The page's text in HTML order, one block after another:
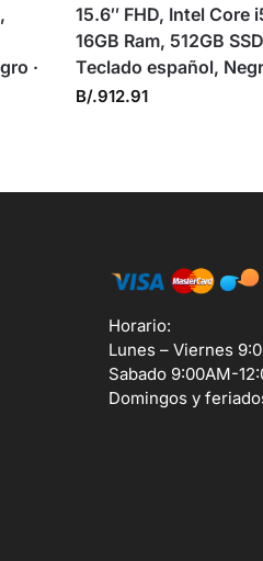
·
15.6″ FHD, Intel Core
16GB Ram, 512GB
Teclado español,
B/.912.91
Horario:
Lunes – Viernes
Sabado 9:00AM-
Domingos y